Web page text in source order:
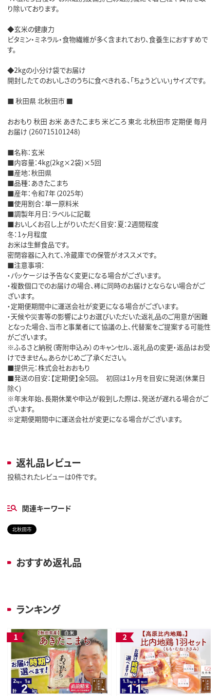
り除いております。
◆玄米の健康力
ビタミン・ミネラル・食物繊維が多く含まれており、食養生におすすめで
す。
◆2kgの小分け袋でお届け
開封したてのおいしさのうちに食べきれる、「ちょうどいい」サイズです。
■ 秋田県 北秋田市 ■
おおもり 秋田 お米 あきたこまち 米どころ 東北 北秋田市 定期便 毎月
お届け (260715101248)
■名称：玄米
■内容量：4kg(2kg×2袋)×5回
■産地：秋田県
■品種：あきたこまち
■産年：令和7年（2025年）
■使用割合：単一原料米
■調製年月日：ラベルに記載
■おいしくお召し上がりいただく目安：夏：2週間程度
冬：1ヶ月程度
お米は生鮮食品です。
密閉容器に入れて、冷蔵庫での保管がオススメです。
■注意事項：
・パッケージは予告なく変更になる場合がございます。
・複数個口でのお届けの場合、稀に同時のお届けとならない場合がご
ざいます。
・定期便期間中に運送会社が変更になる場合がございます。
・天候や災害等の影響によりお選びいただいた返礼品のご用意が困難
となった場合、当市と事業者にて協議の上、代替案をご提案する可能性
がございます。
※ふるさと納税（寄附申込み）のキャンセル、返礼品の変更・返品はお受
けできません。あらかじめご了承ください。
■提供元：株式会社おおもり
■発送の目安：【定期便】全5回。 初回は1ヶ月を目安に発送(休業日
除く)
※年末年始、長期休業や申込が殺到した際は、発送が遅れる場合がご
ざいます。
※定期便期間中に運送会社が変更になる場合がございます。
返礼品レビュー
投稿されたレビューは0件です。
関連キーワード
北秋田市
おすすめ返礼品
ランキング